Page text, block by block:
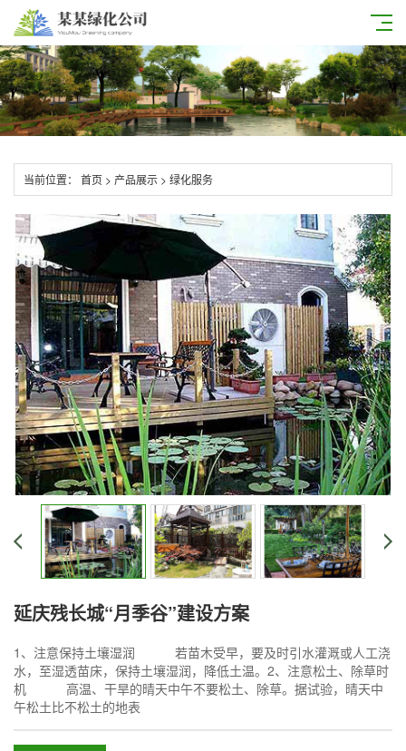
当前位置： 首页 > 产品展示 > 绿化服务
延庆残长城“月季谷”建设方案
1、注意保持土壤湿润 若苗木受早，要及时引水灌溉或人工浇
水，至湿透苗床，保持土壤湿润，降低土温。2、注意松土、除草时
机 高温、干旱的晴天中午不要松土、除草。据试验，晴天中
午松土比不松土的地表